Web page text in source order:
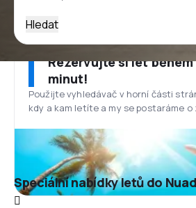
Hledat
Rezervujte si let
minut!
Použijte vyhledávač v horní části
kdy a kam letíte a my se postaráme o
Speciální nabídky letů do